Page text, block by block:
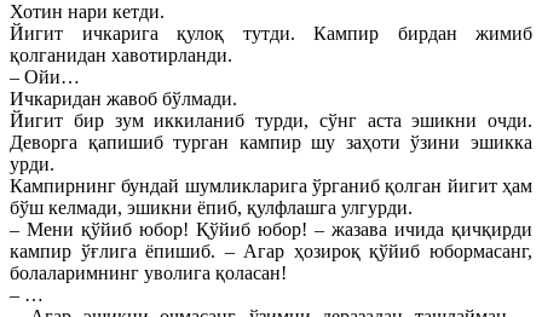
Хотин нари кетди.
Йигит ичкарига қулоқ тутди. Кампир бирдан жимиб
қолганидан хавотирланди.
– Ойи…
Ичкаридан жавоб бўлмади.
Йигит бир зум иккиланиб турди, сўнг аста эшикни очди.
Деворга қапишиб турган кампир шу заҳоти ўзини эшикка
урди.
Кампирнинг бундай шумликларига ўрганиб қолган йигит ҳам
бўш келмади, эшикни ёпиб, қулфлашга улгурди.
– Мени қўйиб юбор! Қўйиб юбор! – жазава ичида қичқирди
кампир ўғлига ёпишиб. – Агар ҳозироқ қўйиб юбормасанг,
болаларимнинг уволига қоласан!
– …